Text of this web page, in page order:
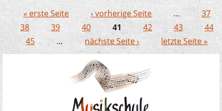
Wohnzimmer"
Seiten
« erste Seite ‹ vorherige Seite …
37
38
39 40 41 42 43
44
45
… nächste Seite › letzte Seite »